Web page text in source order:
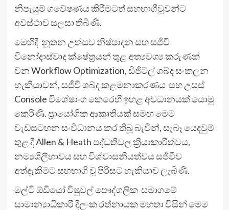
නිපැයුම් ගවේෂණය කිරීමටත් සහභාගීවූවන්ට
අවස්ථාව සලසා තිබිණි.
මෙහිදී නූතන උත්සව නිෂ්පාදන සහ සජීවී
විනෝදාස්වාද ක්ෂේත්‍රයන් තුළ අත්‍යවශ්‍ය කරුණක්
වන Workflow Optimization, ඩිජිටල් ශබ්ද සංකලන
හැකියාවන්, සජීවී ශබ්ද කළමනාකරණය සහ උසස්
Console විශේෂාංග කෙරෙහි ඉහළ අවධානයක් යොමු
කෙරිණි. ප්‍රායෝගික ආකෘතියක් සමඟ මෙම
වැඩසටහන සංවිධානය කර තිබූ බැවින්, සැබෑ යෙදවුම්
තුළ දී Allen & Heath පද්ධතිවල ක්‍රියාකාරීත්වය,
නම්‍යශීලීභාවය සහ විශ්වාසනීයත්වය සජීවීව
අත්දැකීමට සහභාගී වූ පිරිසට හැකියාව ලැබිණි.
මල්ටි ඕඩියෝ විෂුවල් පෞද්ගලික සමාගමේ
සාමාන්‍යාධිකාරී දිලංක රත්නායක මහතා විසින් මෙම